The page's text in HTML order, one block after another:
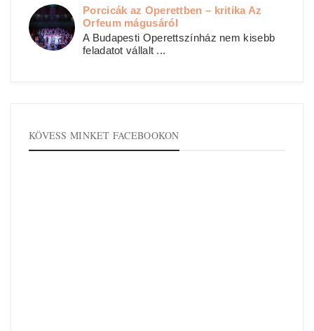
Porcicák az Operettben – kritika Az
Orfeum mágusáról
A Budapesti Operettszínház nem kisebb
feladatot vállalt ...
KÖVESS MINKET FACEBOOKON